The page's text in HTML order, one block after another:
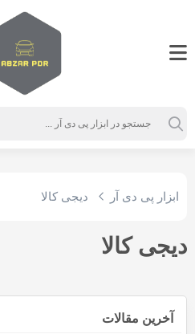
ابزار پی دی آر دیجی کالا
دیجی کالا
آخرین مقالات